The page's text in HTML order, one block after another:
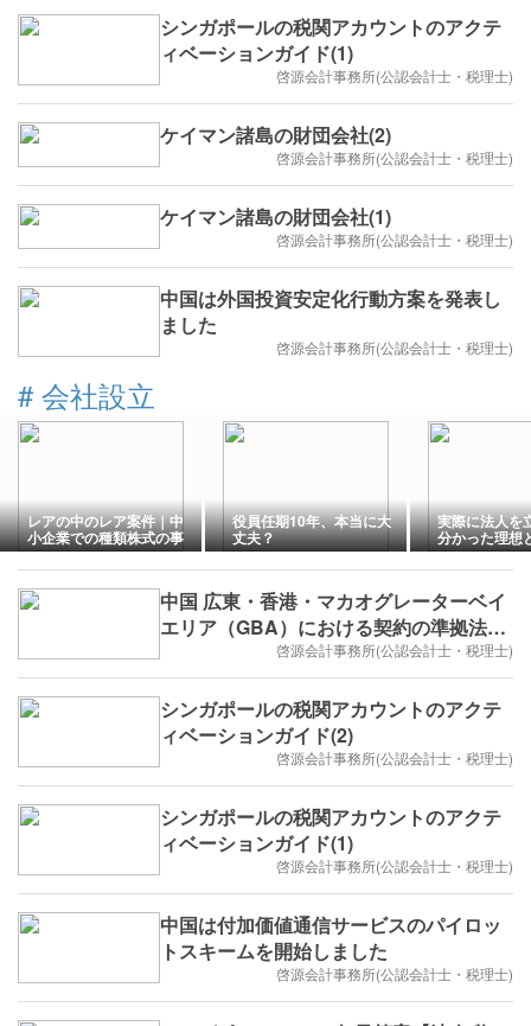
シンガポールの税関アカウントのアクテ
ィベーションガイド(1)
啓源会計事務所(公認会計士・税理士)
ケイマン諸島の財団会社(2)
啓源会計事務所(公認会計士・税理士)
ケイマン諸島の財団会社(1)
啓源会計事務所(公認会計士・税理士)
中国は外国投資安定化行動方案を発表し
ました
啓源会計事務所(公認会計士・税理士)
# 会社設立
レアの中のレア案件｜中
小企業での種類株式の事
例
役員任期10年、本当に大
丈夫？
実際に法人を
分かった理
中国 広東・香港・マカオグレーターベイ
エリア（GBA）における契約の準拠法お
よび仲裁地に関する新ルール
啓源会計事務所(公認会計士・税理士)
シンガポールの税関アカウントのアクテ
ィベーションガイド(2)
啓源会計事務所(公認会計士・税理士)
シンガポールの税関アカウントのアクテ
ィベーションガイド(1)
啓源会計事務所(公認会計士・税理士)
中国は付加価値通信サービスのパイロッ
トスキームを開始しました
啓源会計事務所(公認会計士・税理士)